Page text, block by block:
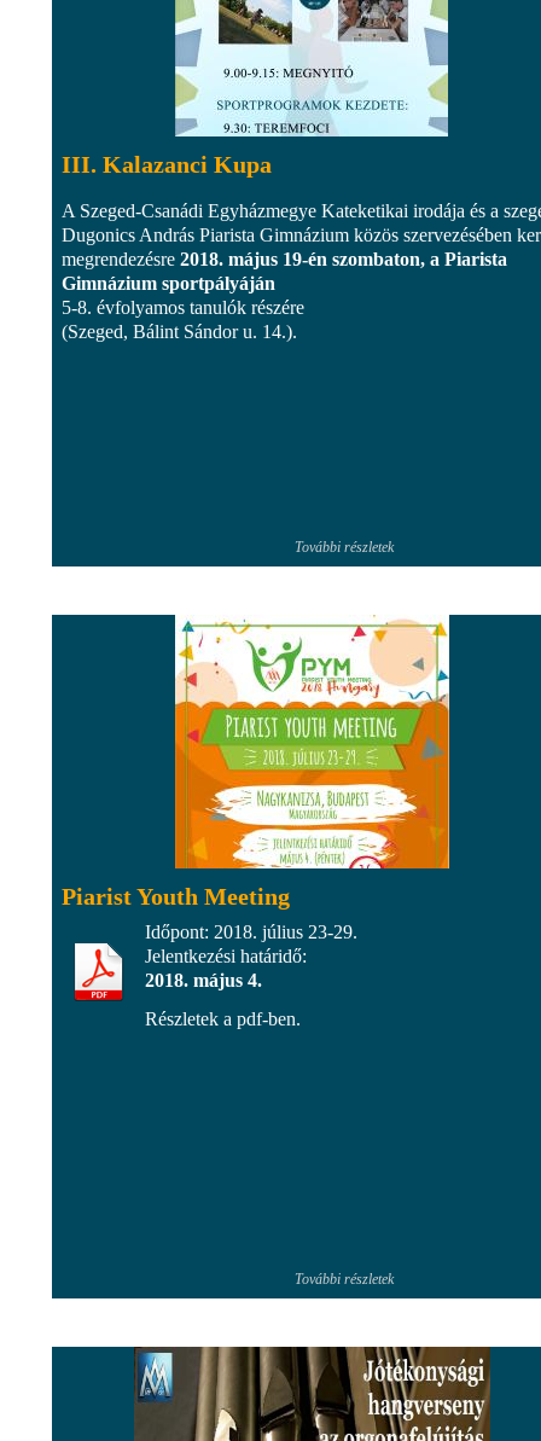
III. Kalazanci Kupa
A Szeged-Csanádi Egyházmegye Kateketikai irodája és a
Dugonics András Piarista Gimnázium közös szervezésében
megrendezésre 2018. május 19-én szombaton, a Piarista
Gimnázium sportpályáján
5-8. évfolyamos tanulók részére
(Szeged, Bálint Sándor u. 14.).
További részletek
Piarist Youth Meeting
Időpont: 2018. július 23-29.
Jelentkezési határidő:
2018. május 4.
Részletek a pdf-ben.
További részletek